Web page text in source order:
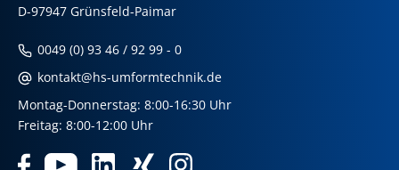
D-97947 Grünsfeld-Paimar
0049 (0) 93 46 / 92 99 - 0
kontakt@hs-umformtechnik.de
Montag-Donnerstag: 8:00-16:30 Uhr
Freitag: 8:00-12:00 Uhr